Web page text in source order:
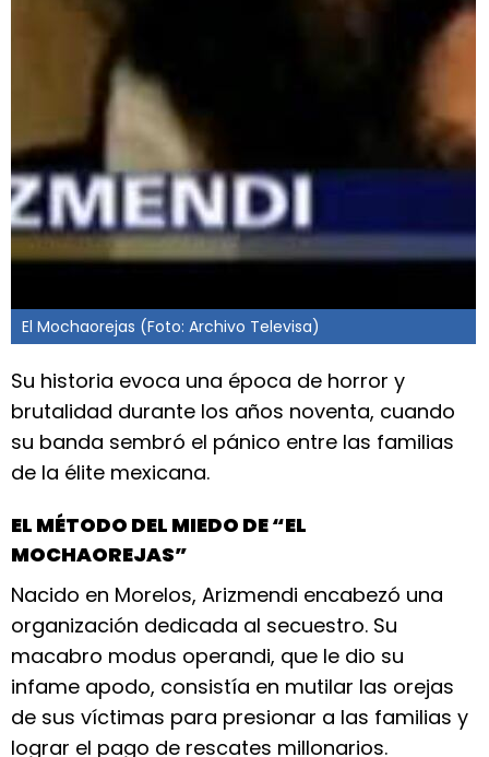
El Mochaorejas (Foto: Archivo Televisa)
Su historia evoca una época de horror y
brutalidad durante los años noventa, cuando
su banda sembró el pánico entre las familias
de la élite mexicana.
EL MÉTODO DEL MIEDO DE “EL
MOCHAOREJAS”
Nacido en Morelos, Arizmendi encabezó una
organización dedicada al secuestro. Su
macabro modus operandi, que le dio su
infame apodo, consistía en mutilar las orejas
de sus víctimas para presionar a las familias y
lograr el pago de rescates millonarios.